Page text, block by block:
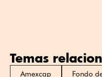
Temas
Amexcap Fondo